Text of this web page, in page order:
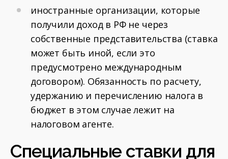
иностранные организации, которые
получили доход в РФ не через
собственные представительства (ставка
может быть иной, если это
предусмотрено международным
договором). Обязанность по расчету,
удержанию и перечислению налога в
бюджет в этом случае лежит на
налоговом агенте.
Специальные ставки для